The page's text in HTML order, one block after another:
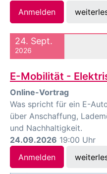
Anmelden
24. Sept.
2026
E-Mobilität -
Online-Vortrag
Was spricht für ein E-
über Anschaffung,
und Nachhaltigkeit.
24.09.2026 19:00 Uhr
Anmelden